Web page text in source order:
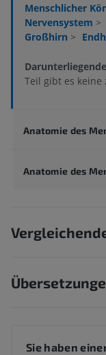
Menschlicher
Nervensystem >
Großhirn >
Teil gibt es
Anatomie des
Anatomie des
Sie haben